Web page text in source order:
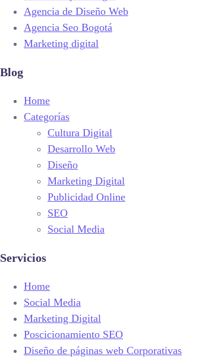
Agencia de Diseño Web
Agencia Seo Bogotá
Marketing digital
Blog
Home
Categorías
Cultura Digital
Desarrollo Web
Diseño
Marketing Digital
Publicidad Online
SEO
Social Media
Servicios
Home
Social Media
Marketing Digital
Poscicionamiento SEO
Diseño de páginas web Corporativas